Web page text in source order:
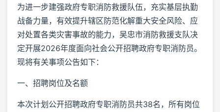
为进一步建强政府专职消防救援队伍，充实基层执勤
战备力量，有效提升辖区防范化解重大安全风险、应
对处置各类灾害事故的能力，吴忠市消防救援支队决
定开展2026年度面向社会公开招聘政府专职消防员。
现将有关事项公告如下：
一、招聘岗位及名额
本次计划公开招聘政府专职消防员共38名，所有岗位